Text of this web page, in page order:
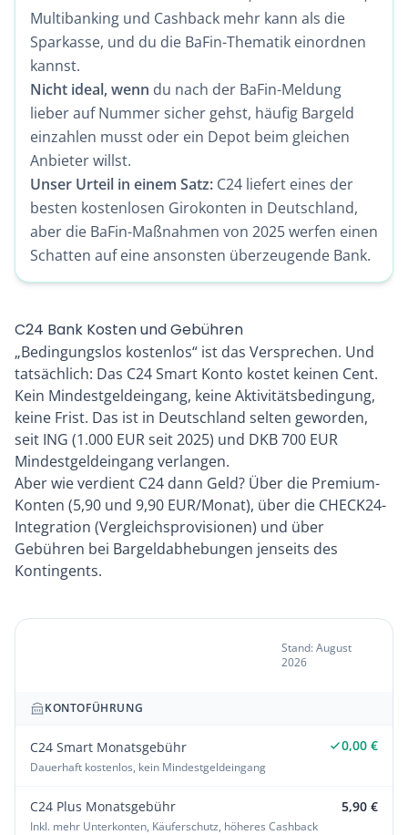
Multibanking und Cashback mehr kann als die
Sparkasse, und du die BaFin-Thematik einordnen
kannst.
Nicht ideal, wenn du nach der BaFin-Meldung
lieber auf Nummer sicher gehst, häufig Bargeld
einzahlen musst oder ein Depot beim gleichen
Anbieter willst.
Unser Urteil in einem Satz: C24 liefert eines der
besten kostenlosen Girokonten in Deutschland,
aber die BaFin-Maßnahmen von 2025 werfen einen
Schatten auf eine ansonsten überzeugende Bank.
C24 Bank Kosten und Gebühren
„Bedingungslos kostenlos“ ist das Versprechen. Und
tatsächlich: Das C24 Smart Konto kostet keinen Cent.
Kein Mindestgeldeingang, keine Aktivitätsbedingung,
keine Frist. Das ist in Deutschland selten geworden,
seit ING (1.000 EUR seit 2025) und DKB700 EUR
Mindestgeldeingang verlangen.
Aber wie verdient C24 dann Geld? Über die Premium-
Konten (5,90 und 9,90 EUR/Monat), über die CHECK24-
Integration (Vergleichsprovisionen) und über
Gebühren bei Bargeldabhebungen jenseits des
Kontingents.
Stand: August
2026
KONTOFÜHRUNG
C24 Smart Monatsgebühr 0,00 €
Dauerhaft kostenlos, kein Mindestgeldeingang
C24 Plus Monatsgebühr 5,90 €
Inkl. mehr Unterkonten, Käuferschutz, höheres Cashback